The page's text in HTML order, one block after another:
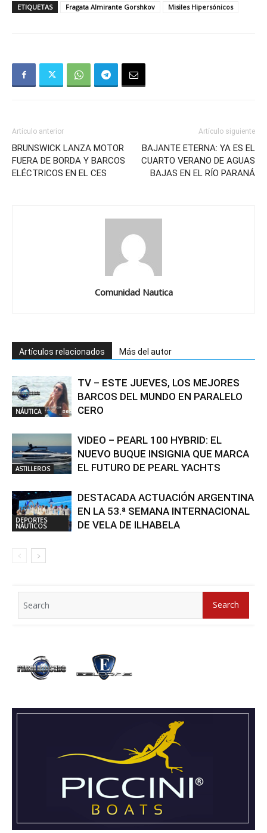
ETIQUETAS Fragata Almirante Gorshkov Misiles Hipersónicos
Artículo anterior
BRUNSWICK LANZA MOTOR
FUERA DE BORDA Y BARCOS
ELÉCTRICOS EN EL CES
Artículo siguiente
BAJANTE ETERNA: YA ES EL
CUARTO VERANO DE AGUAS
BAJAS EN EL RÍO PARANÁ
Comunidad Nautica
Artículos relacionados Más del autor
NÁUTICA
TV – ESTE JUEVES, LOS MEJORES
BARCOS DEL MUNDO EN PARALELO
CERO
ASTILLEROS
VIDEO – PEARL 100 HYBRID: EL
NUEVO BUQUE INSIGNIA QUE MARCA
EL FUTURO DE PEARL YACHTS
DEPORTES
NÁUTICOS
DESTACADA ACTUACIÓN ARGENTINA
EN LA 53.ª SEMANA INTERNACIONAL
DE VELA DE ILHABELA
for:
Search